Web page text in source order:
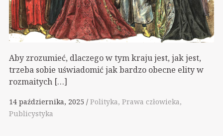
Aby zrozumieć, dlaczego w tym kraju jest, jak jest,
trzeba sobie uświadomić jak bardzo obecne elity w
rozmaitych […]
14 października, 2025 Polityka Prawa człowieka
Publicystyka